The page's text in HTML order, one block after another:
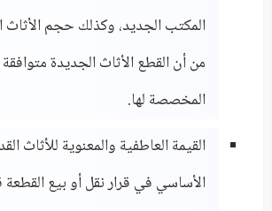
المكتب الجديد، وكذلك حجم الأثاث
من أن القطع الأثاث الجديدة
المخصصة لها.
القيمة العاطفية والمعنوية للأثاث
الأساسي في قرار نقل أو بيع القطعة